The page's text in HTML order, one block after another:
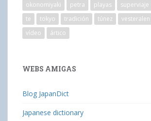
okonomiyaki
petra playas superviaje
te
tokyo tradición túnez vesteralen
vídeo
ártico
WEBS AMIGAS
Blog JapanDict
Japanese dictionary